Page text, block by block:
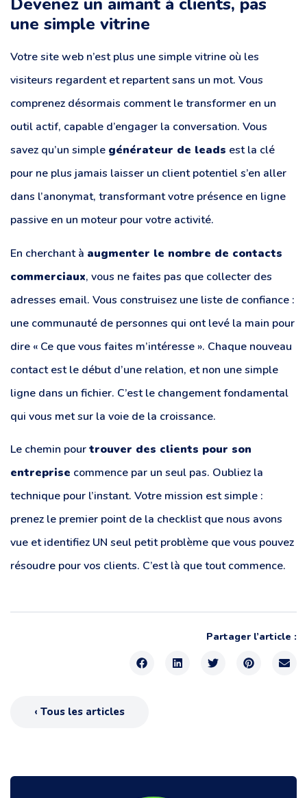
une simple vitrine
Votre site web n’est plus une simple vitrine où les
visiteurs regardent et repartent sans un mot. Vous
comprenez désormais comment le transformer en un
outil actif, capable d’engager la conversation. Vous
savez qu’un simple générateur de leads est la clé
pour ne plus jamais laisser un client potentiel s’en aller
dans l’anonymat, transformant votre présence en ligne
passive en un moteur pour votre activité.
En cherchant à augmenter le nombre de contacts
commerciaux, vous ne faites pas que collecter des
adresses email. Vous construisez une liste de confiance :
une communauté de personnes qui ont levé la main pour
dire « Ce que vous faites m’intéresse ». Chaque nouveau
contact est le début d’une relation, et non une simple
ligne dans un fichier. C’est le changement fondamental
qui vous met sur la voie de la croissance.
Le chemin pourtrouver des clients pour son
entreprise commence par un seul pas. Oubliez la
technique pour l’instant. Votre mission est simple :
prenez le premier point de la checklist que nous avons
vue et identifiez UN seul petit problème que vous pouvez
résoudre pour vos clients. C’est là que tout commence.
‹ Tous les articles
Partager l’article :